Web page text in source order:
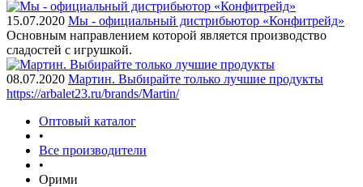
15.07.2020 Мы - официальный дистрибьютор «Конфитрейд»
Основным направлением которой является производство
сладостей с игрушкой.
08.07.2020 Мартин. Выбирайте только лучшие продукты
https://arbalet23.ru/brands/Martin/
Оптовый каталог
•
Все производители
•
Орими